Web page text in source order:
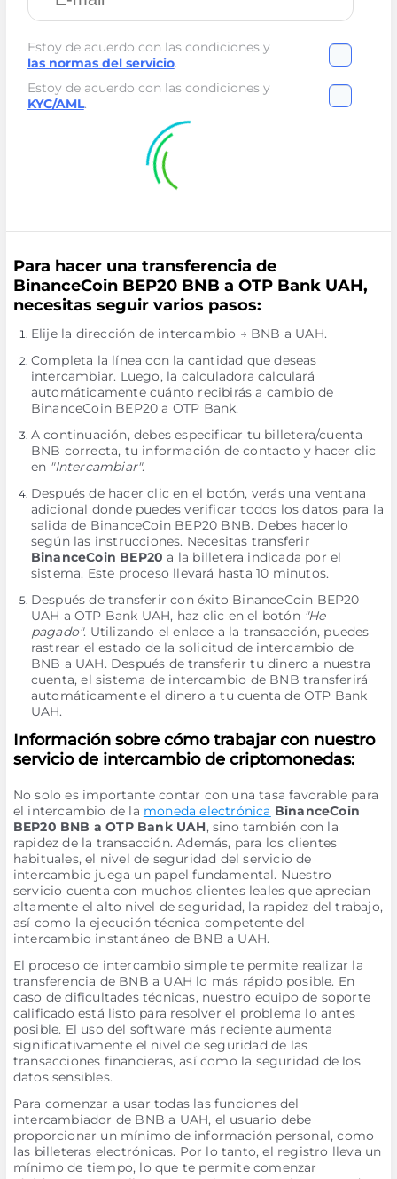
Estoy de acuerdo con las condiciones y
las normas del servicio.
Estoy de acuerdo con las condiciones y
KYC/AML.
Para hacer una transferencia de
BinanceCoin BEP20 BNB a OTP Bank UAH,
necesitas seguir varios pasos:
Elije la dirección de intercambio → BNB a UAH.
Completa la línea con la cantidad que deseas
intercambiar. Luego, la calculadora calculará
automáticamente cuánto recibirás a cambio de
BinanceCoin BEP20 a OTP Bank.
A continuación, debes especificar tu billetera/cuenta
BNB correcta, tu información de contacto y hacer clic
en "Intercambiar".
Después de hacer clic en el botón, verás una ventana
adicional donde puedes verificar todos los datos para la
salida de BinanceCoin BEP20 BNB. Debes hacerlo
según las instrucciones. Necesitas transferir
BinanceCoin BEP20 a la billetera indicada por el
sistema. Este proceso llevará hasta 10 minutos.
Después de transferir con éxito BinanceCoin BEP20
UAH a OTP Bank UAH, haz clic en el botón "He
pagado". Utilizando el enlace a la transacción, puedes
rastrear el estado de la solicitud de intercambio de
BNB a UAH. Después de transferir tu dinero a nuestra
cuenta, el sistema de intercambio de BNB transferirá
automáticamente el dinero a tu cuenta de OTP Bank
UAH.
Información sobre cómo trabajar con nuestro
servicio de intercambio de criptomonedas:
No solo es importante contar con una tasa favorable para
el intercambio de la moneda electrónica BinanceCoin
BEP20 BNB a OTP Bank UAH, sino también con la
rapidez de la transacción. Además, para los clientes
habituales, el nivel de seguridad del servicio de
intercambio juega un papel fundamental. Nuestro
servicio cuenta con muchos clientes leales que aprecian
altamente el alto nivel de seguridad, la rapidez del trabajo,
así como la ejecución técnica competente del
intercambio instantáneo de BNB a UAH.
El proceso de intercambio simple te permite realizar la
transferencia de BNB a UAH lo más rápido posible. En
caso de dificultades técnicas, nuestro equipo de soporte
calificado está listo para resolver el problema lo antes
posible. El uso del software más reciente aumenta
significativamente el nivel de seguridad de las
transacciones financieras, así como la seguridad de los
datos sensibles.
Para comenzar a usar todas las funciones del
intercambiador de BNB a UAH, el usuario debe
proporcionar un mínimo de información personal, como
las billeteras electrónicas. Por lo tanto, el registro lleva un
mínimo de tiempo, lo que te permite comenzar